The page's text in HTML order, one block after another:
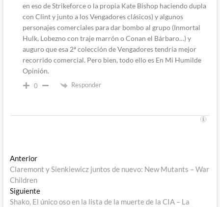
en eso de Strikeforce o la propia Kate Bishop haciendo dupla
con Clint y junto a los Vengadores clásicos) y algunos
personajes comerciales para dar bombo al grupo (Inmortal
Hulk, Lobezno con traje marrón o Conan el Bárbaro…) y
auguro que esa 2ª colección de Vengadores tendría mejor
recorrido comercial. Pero bien, todo ello es En Mi Humilde
Opinión.
0 Responder
Navegación
de
entradas
AnteriorEntrada
anterior:
Claremont y Sienkiewicz juntos de nuevo: New Mutants – War
Children
SiguienteEntrada
siguiente:
Shako, El único oso en la lista de la muerte de la CIA – La